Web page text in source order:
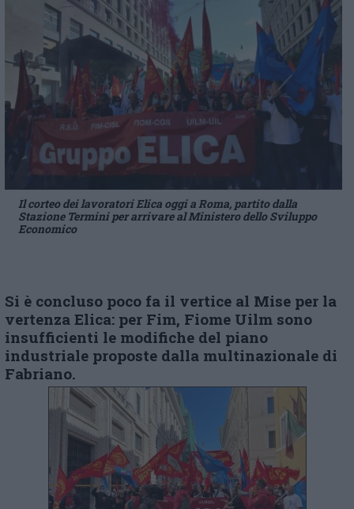
Il corteo dei lavoratori Elica oggi a Roma, partito dalla
Stazione Termini per arrivare al Ministero dello Sviluppo
Economico
Si è concluso poco fa il vertice al Mise per la
vertenza Elica: per Fim, Fiome Uilm sono
insufficienti le modifiche del piano
industriale proposte dalla multinazionale di
Fabriano.